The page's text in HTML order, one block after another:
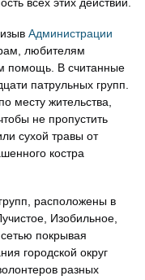
всех этих действий.
Администрации
любителям
помощь. В считанные
патрульных групп.
месту жительства,
не пропустить
сухой травы от
костра
расположены в
Изобильное,
покрывая
городской округ
разных